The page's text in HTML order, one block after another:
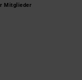
Mitglieder